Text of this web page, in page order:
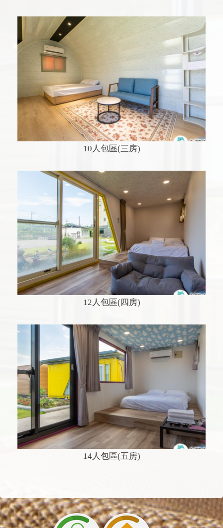
10人包區(三房)
12人包區(四房)
14人包區(五房)